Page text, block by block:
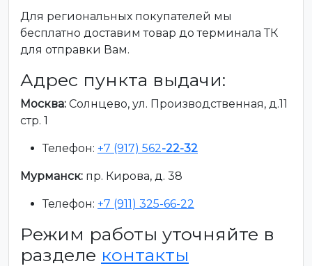
Для региональных покупателей мы
бесплатно доставим товар до терминала ТК
для отправки Вам.
Адрес пункта выдачи:
Москва: Солнцево, ул. Производственная, д.11
стр. 1
Телефон: +7 (917) 562-22-32
Мурманск: пр. Кирова, д. 38
Телефон: +7 (911) 325-66-22
Режим работы уточняйте в
разделе контакты